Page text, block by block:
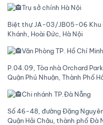
Trụ sở chính Hà Nội
Biệt thự JA-03/JB05-06 Khu
Khánh, Hoài Đức, Hà Nội
Văn Phòng TP. Hồ Chí Minh
P.04.09, Tòa nhà Orchard
Quận Phú Nhuận, Thành Phố
Chi nhánh TP.Đà Nẵng
Số 46-48, đường Đặng
Quận Hải Châu, thành phố Đà